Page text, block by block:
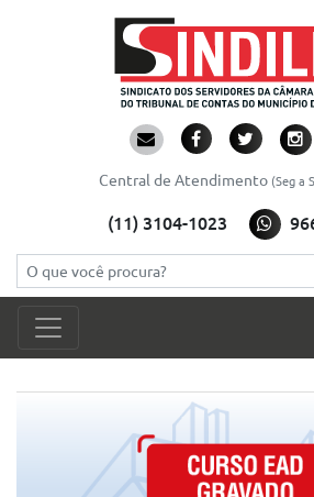
Pesquisar
Central de Atendimento (Seg a
(11) 3104-1023